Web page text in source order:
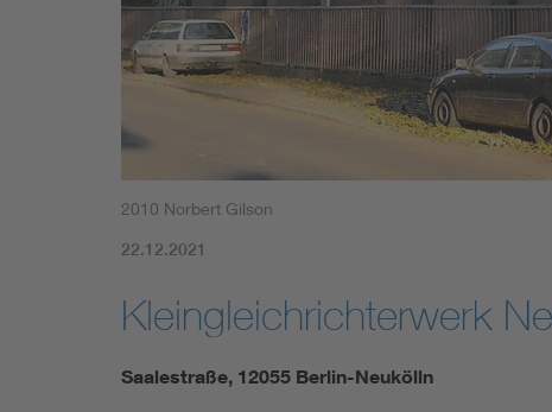
2010 Norbert Gilson
22.12.2021
Kleingleichrichterwerk
Saalestraße, 12055 Berlin-Neukölln